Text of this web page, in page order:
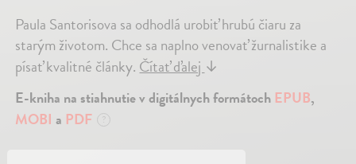
Paula Santorisova sa odhodlá urobiť hrubú čiaru za
starým životom. Chce sa naplno venovať žurnalistike a
písať kvalitné články. Čítať ďalej ↓
E-kniha na stiahnutie v digitálnych formátoch EPUB,
MOBI a PDF ?